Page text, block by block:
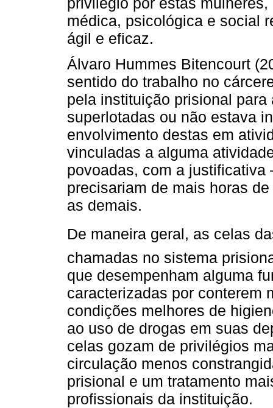
médica, psicológica e social
ágil e eficaz.
Álvaro Hummes Bitencourt
sentido do trabalho no
pela instituição prisional
superlotadas ou não estava
envolvimento destas em
vinculadas a alguma
povoadas, com a justificativa
precisariam de mais horas
as demais.
De maneira geral, as celas
chamadas no sistema
que desempenham alguma
caracterizadas por conterem
condições melhores de
ao uso de drogas em suas
celas gozam de privilégios
circulação menos
prisional e um tratamento
profissionais da instituição.